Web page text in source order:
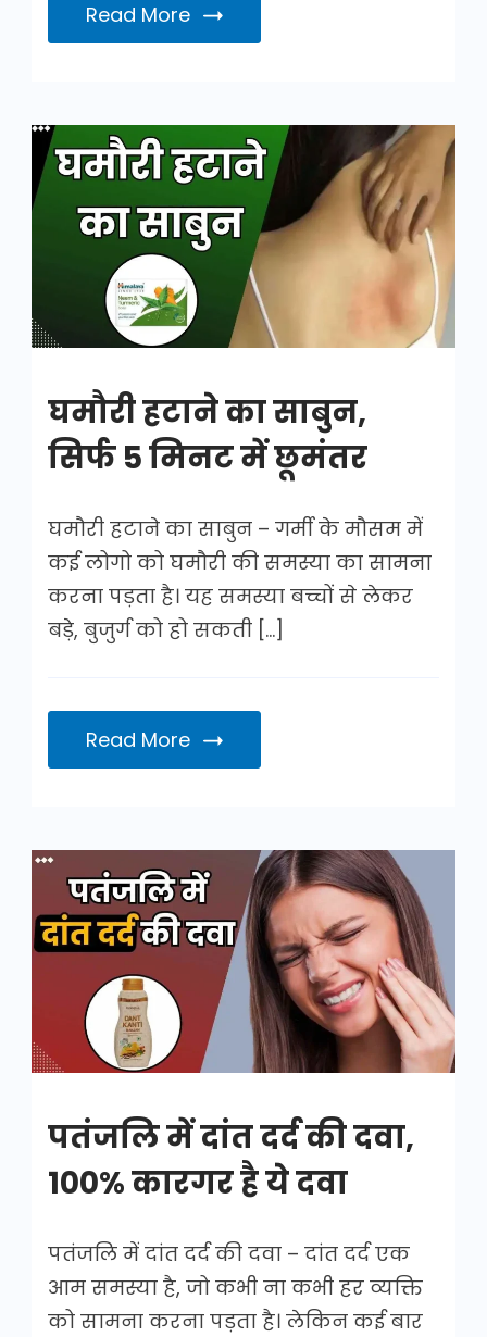
Read More
घमौरी
हटाने
का
साबुन
घमौरी हटाने का साबुन,
सिर्फ 5 मिनट में छूमंतर
घमौरी हटाने का साबुन – गर्मी के मौसम में
कई लोगो को घमौरी की समस्या का सामना
करना पड़ता है। यह समस्या बच्चों से लेकर
बड़े, बुजुर्ग को हो सकती […]
Read More
पतंजलि
दांत
पतंजलि में दांत दर्द की दवा,
100% कारगर है ये दवा
पतंजलि में दांत दर्द की दवा – दांत दर्द एक
आम समस्या है, जो कभी ना कभी हर व्यक्ति
को सामना करना पड़ता है। लेकिन कई बार